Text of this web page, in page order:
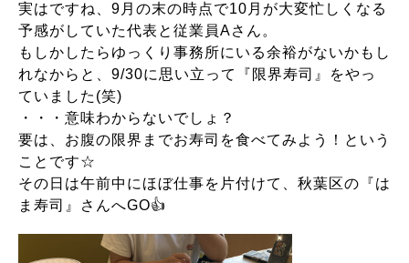
実はですね、9月の末の時点で10月が大変忙しくなる
予感がしていた代表と従業員Aさん。
もしかしたらゆっくり事務所にいる余裕がないかもし
れなからと、9/30に思い立って『限界寿司』をやっ
ていました(笑)
・・・意味わからないでしょ？
要は、お腹の限界までお寿司を食べてみよう！という
ことです☆
その日は午前中にほぼ仕事を片付けて、秋葉区の『は
ま寿司』さんへGO👍